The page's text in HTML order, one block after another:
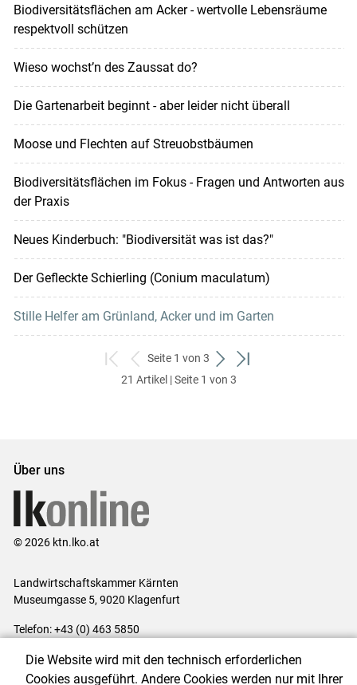
Biodiversitätsflächen am Acker - wertvolle Lebensräume
respektvoll schützen
Wieso wochst’n des Zaussat do?
Die Gartenarbeit beginnt - aber leider nicht überall
Moose und Flechten auf Streuobstbäumen
Biodiversitätsflächen im Fokus - Fragen und Antworten aus
der Praxis
Neues Kinderbuch: "Biodiversität was ist das?"
Der Gefleckte Schierling (Conium maculatum)
Stille Helfer am Grünland, Acker und im Garten
zum
ersten
zurück
zum
Seite 1 von 3
weiter
zum
zum
21 Artikel | Seite 1 von 3
Über uns
© 2026 ktn.lko.at
Landwirtschaftskammer Kärnten
Museumgasse 5, 9020 Klagenfurt
Telefon: +43 (0) 463 5850
Impressum|Kontakt|Datenschutzerklärung|Barrierefreiheit|
Die Website wird mit den technisch erforderlichen
Cookies ausgeführt. Andere Cookies werden nur mit Ihrer